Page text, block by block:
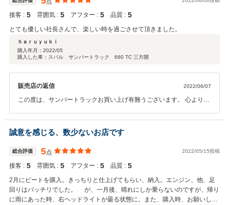
点
接客 : 5 雰囲気 : 5 アフター : 5 品質 : 5
とても優しい社長さんで、楽しい時を過ごさせて頂きました。
ｈａｒｕｙｕｋｉ
購入年月： 2022/05
購入した車：スバル サンバートラック 660 TC 三方開
販売店の返信 2022/06/07
この度は、サンバートラックお買い上げ有難うございます。 心より御
してサービス向上に邁進してまいります。 今後ともご指導のほど宜し
くお願い致します。
誠意を感じる、数少ないお店です
総合評価 5点 2022/05/15投稿
接客 : 5 雰囲気 : 5 アフター : 5 品質 : 5
2月にビートを購入。きっちりと仕上げてもらい、納入。エンジン、他、足
回りはバッチリでした。 が、一月後、晴れにしか乗らないのですが、帰り
に雨にあった時、右ヘッドライトが曇る状態に。また、購入時、お願いした